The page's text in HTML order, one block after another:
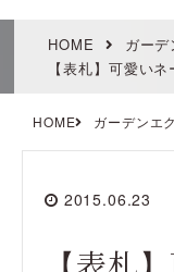
HOME
ガー
【表札】可愛い
HOME ガーデンエ
2015.06.23